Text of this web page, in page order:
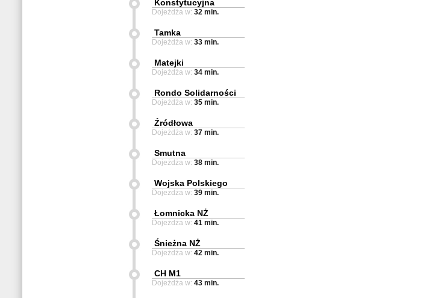
Konstytucyjna
Dojeżdża w: 32 min.
Tamka
Dojeżdża w: 33 min.
Matejki
Dojeżdża w: 34 min.
Rondo Solidarności
Dojeżdża w: 35 min.
Źródłowa
Dojeżdża w: 37 min.
Smutna
Dojeżdża w: 38 min.
Wojska Polskiego
Dojeżdża w: 39 min.
Łomnicka NŻ
Dojeżdża w: 41 min.
Śnieżna NŻ
Dojeżdża w: 42 min.
CH M1
Dojeżdża w: 43 min.